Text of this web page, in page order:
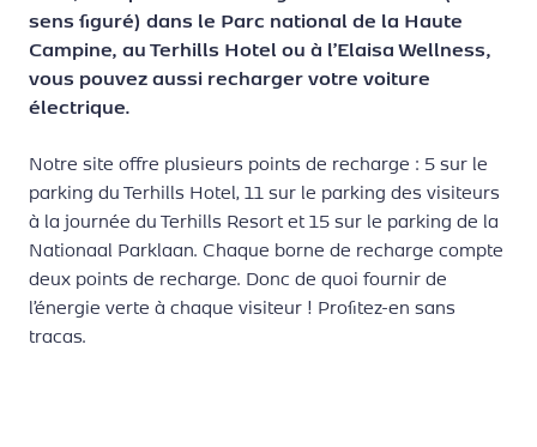
sens figuré) dans le Parc national de la Haute
Campine, au Terhills Hotel ou à l’Elaisa Wellness,
vous pouvez aussi recharger votre voiture
électrique.
Notre site offre plusieurs points de recharge : 5 sur le
parking du Terhills Hotel, 11 sur le parking des visiteurs
à la journée du Terhills Resort et 15 sur le parking de la
Nationaal Parklaan. Chaque borne de recharge compte
deux points de recharge. Donc de quoi fournir de
l’énergie verte à chaque visiteur ! Profitez-en sans
tracas.